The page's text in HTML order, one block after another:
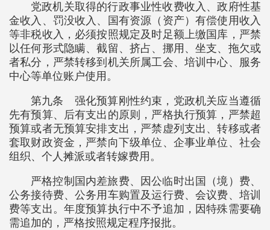
党政机关取得的行政事业性收费收入、政府性基
金收入、罚没收入、国有资源（资产）有偿使用收入
等非税收入，必须按照规定及时足额上缴国库，严禁
以任何形式隐瞒、截留、挤占、挪用、坐支、拖欠或
者私分，严禁转移到机关所属工会、培训中心、服务
中心等单位账户使用。
第九条 强化预算刚性约束，党政机关应当遵循
先有预算、后有支出的原则，严格执行预算，严禁超
预算或者无预算安排支出，严禁虚列支出、转移或者
套取财政资金，严禁向下级单位、企事业单位、社会
组织、个人摊派或者转嫁费用。
严格控制国内差旅费、因公临时出国（境）费、
公务接待费、公务用车购置及运行费、会议费、培训
费等支出。年度预算执行中不予追加，因特殊需要确
需追加的，严格按照规定程序报批。